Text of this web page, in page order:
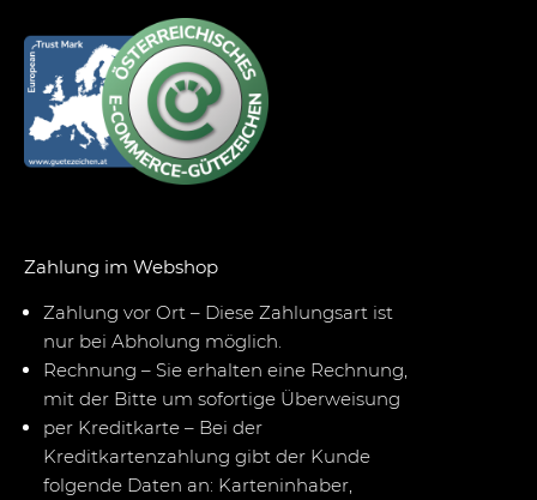
Zahlung im Webshop
Zahlung vor Ort – Diese Zahlungsart ist
nur bei Abholung möglich.
Rechnung – Sie erhalten eine Rechnung,
mit der Bitte um sofortige Überweisung
per Kreditkarte – Bei der
Kreditkartenzahlung gibt der Kunde
folgende Daten an: Karteninhaber,